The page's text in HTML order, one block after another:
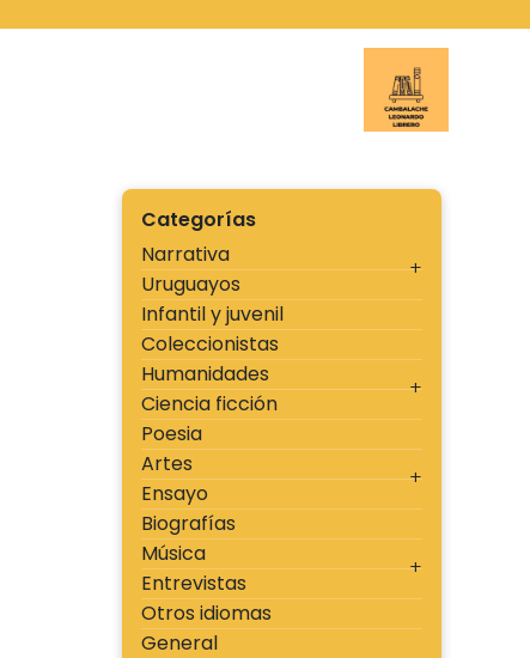
Categorías
Narrativa
Uruguayos
Infantil y juvenil
Coleccionistas
Humanidades
Ciencia ficción
Poesia
Artes
Ensayo
Biografías
Música
Entrevistas
Otros idiomas
General